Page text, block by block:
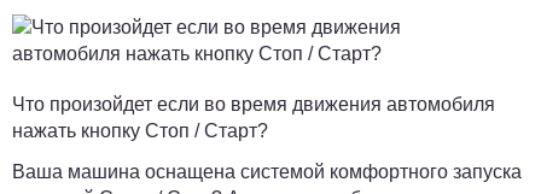
Что произойдет если во время движения автомобиля
нажать кнопку Стоп / Старт?
Ваша машина оснащена системой комфортного запуска